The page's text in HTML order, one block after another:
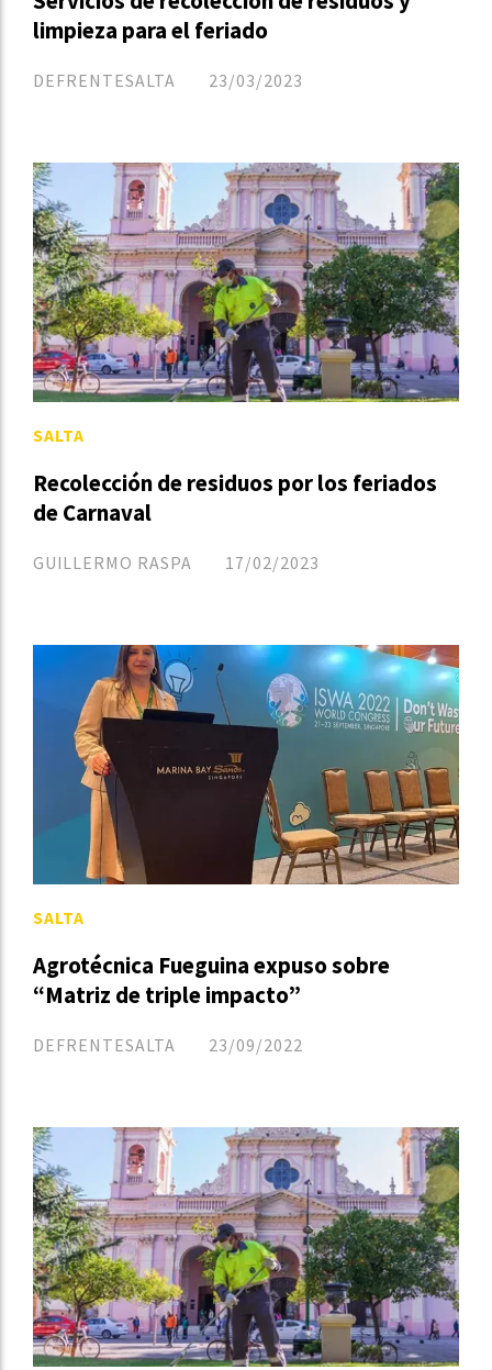
limpieza para el feriado
DEFRENTESALTA 23/03/2023
Recolección de residuos por los feriados
de Carnaval
GUILLERMO RASPA
SALTA
17/02/2023
Agrotécnica Fueguina expuso sobre
“Matriz de triple impacto”
DEFRENTESALTA
SALTA
23/09/2022